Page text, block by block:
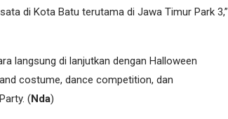
di Kota Batu terutama di Jawa Timur Park 3,”
langsung di lanjutkan dengan Halloween
costume, dance competition, dan
(Nda)